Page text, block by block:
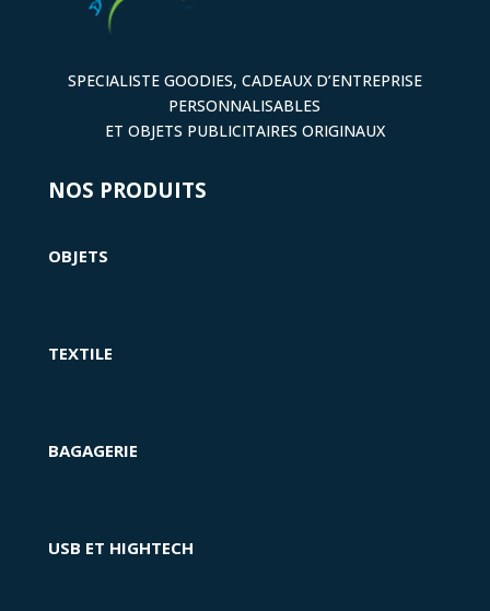
SPECIALISTE GOODIES, CADEAUX D’ENTREPRISE
PERSONNALISABLES
ET OBJETS PUBLICITAIRES ORIGINAUX
NOS PRODUITS
OBJETS
TEXTILE
BAGAGERIE
USB ET HIGHTECH